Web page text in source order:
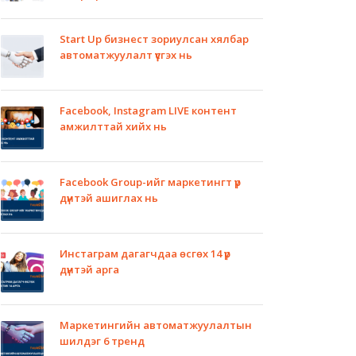
Start Up бизнест зориулсан хялбар
автоматжуулалт үүсгэх нь
Facebook, Instagram LIVE контент
амжилттай хийх нь
Facebook Group-ийг маркетингт үр
дүнтэй ашиглах нь
Инстаграм дагагчдаа өсгөх 14 үр
дүнтэй арга
Маркетингийн автоматжуулалтын
шилдэг 6 тренд